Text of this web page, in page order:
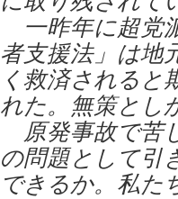
一昨年に超党
者支援法」は地
く救済されると
れた。無策とし
原発事故で苦
の問題として引
できるか。私た